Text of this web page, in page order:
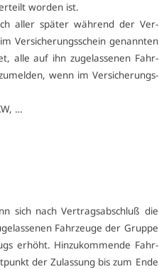
wor­den ist.
al­ler spä­ter wäh­rend der Ver­
Ver­si­che­rungs­schein ge­nann­ten
al­le auf ihn zu­ge­las­se­nen Fahr­
wenn im Ver­si­che­rungs­
…
sich nach Ver­trags­ab­schluß die
Fahr­zeu­ge der Grup­pe
er­höht. Hin­zu­kom­men­de Fahr­
der Zu­las­sung bis zum En­de